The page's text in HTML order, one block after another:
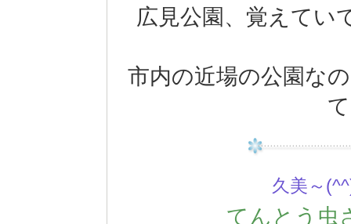
広見公園、覚えてい
市内の近場の公園な
久美～
てんとう